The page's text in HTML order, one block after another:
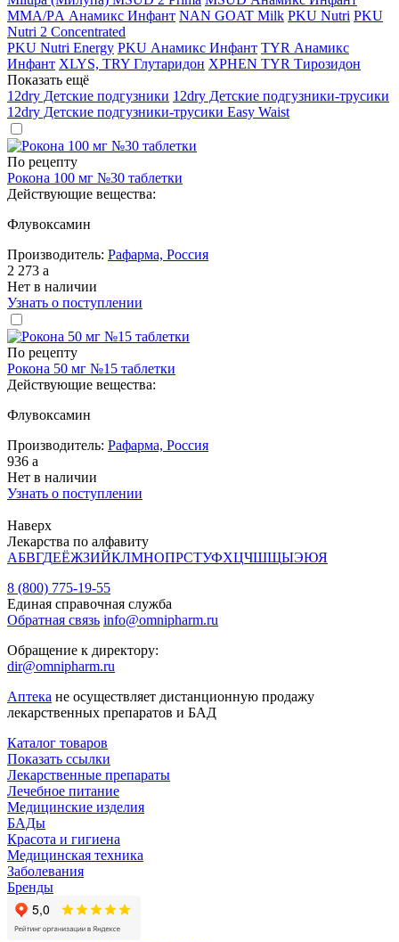
MМА/PА Анамикс Инфант NAN GOAT Milk PKU Nutri PKU
Nutri 2 Concentrated
PKU Nutri Energy PKU Анамикс Инфант TYR Анамикс
Инфант XLYS, TRY Глутаридон XPHEN TYR Тирозидон
Показать ещё
12dry Детские подгузники 12dry Детские подгузники-трусики
12dry Детские подгузники-трусики Easy Waist
По рецепту
Рокона 100 мг №30 таблетки
Действующие вещества:
Флувоксамин
Производитель: Рафарма, Россия
2 273 a
Нет в наличии
Узнать о поступлении
По рецепту
Рокона 50 мг №15 таблетки
Действующие вещества:
Флувоксамин
Производитель: Рафарма, Россия
936 a
Нет в наличии
Узнать о поступлении
Наверх
Лекарства по алфавиту
АБВГДЕЁЖЗИЙКЛМНОПРСТУФХЦЧШЩЫЭЮЯ
8 (800) 775-19-55
Единая справочная служба
Обратная связь info@omnipharm.ru
Обращение к директору:
dir@omnipharm.ru
Аптека не осуществляет дистанционную продажу
лекарственных препаратов и БАД
Каталог товаров
Показать ссылки
Лекарственные препараты
Лечебное питание
Медицинские изделия
БАДы
Красота и гигиена
Медицинская техника
Заболевания
Бренды